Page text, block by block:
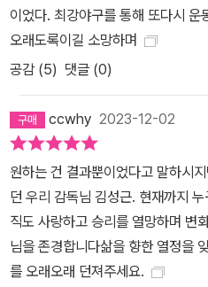
을 찾을 수 있다’는 담담한 응원을
년간 다이아몬드 안에서 배운 반짝
가슴에 묵직한 스트라이크로 꽂히기
이었다. 최강야구를 통해 또다시 운
오래도록이길 소망하며
공감 (5) 댓글 (0)
ccwhy 2023-12-02
원하는 건 결과뿐이었다고 말하시
던 우리 감독님 김성근. 현재까지
직도 사랑하고 승리를 열망하며 변
님을 존경합니다삶을 향한 열정을
를 오래오래 던져주세요.